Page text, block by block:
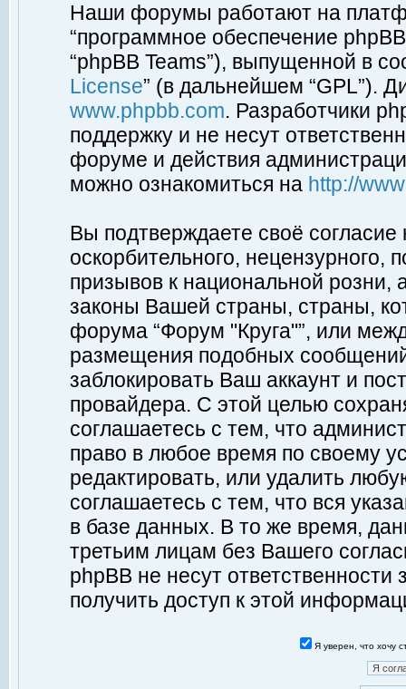
Наши форумы работают на
“программное обеспечение
“phpBB Teams”), выпущенной в
License” (в дальнейшем “GPL”).
www.phpbb.com. Разработчики
поддержку и не несут
форуме и действия
можно ознакомиться на http://
Вы подтверждаете своё
оскорбительного, нецензурного,
призывов к национальной
законы Вашей страны, страны,
форума “Форум "Круга"”, или
размещения подобных
заблокировать Ваш аккаунт и
провайдера. С этой целью
соглашаетесь с тем, что
право в любое время по своему
редактировать, или удалить
соглашаетесь с тем, что вся
в базе данных. В то же время,
третьим лицам без Вашего
phpBB не несут ответственности
получить доступ к этой
Я уверен, что хочу